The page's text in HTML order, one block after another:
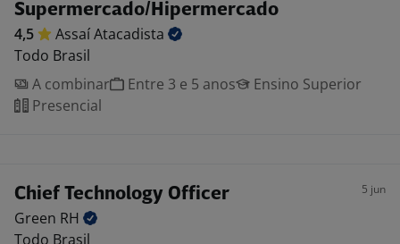
Supermercado/Hipermercado
4,5 AssaíAtacadista
Todo Brasil
A combinar
Entre 3 e 5 anos
Ensino Superior
Presencial
Chief Technology Officer 5 jun
Green RH
Todo Brasil